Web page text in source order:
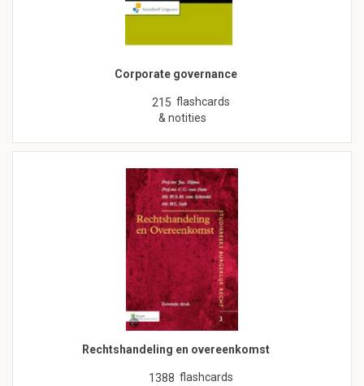
Corporate governance
215 flashcards
& notities
Rechtshandeling en overeenkomst
1388 flashcards